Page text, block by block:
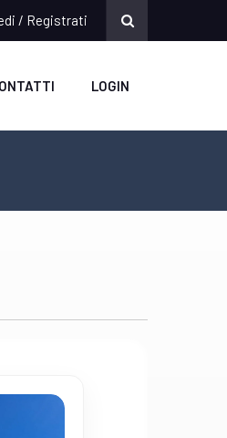
/ Registrati
LOGIN